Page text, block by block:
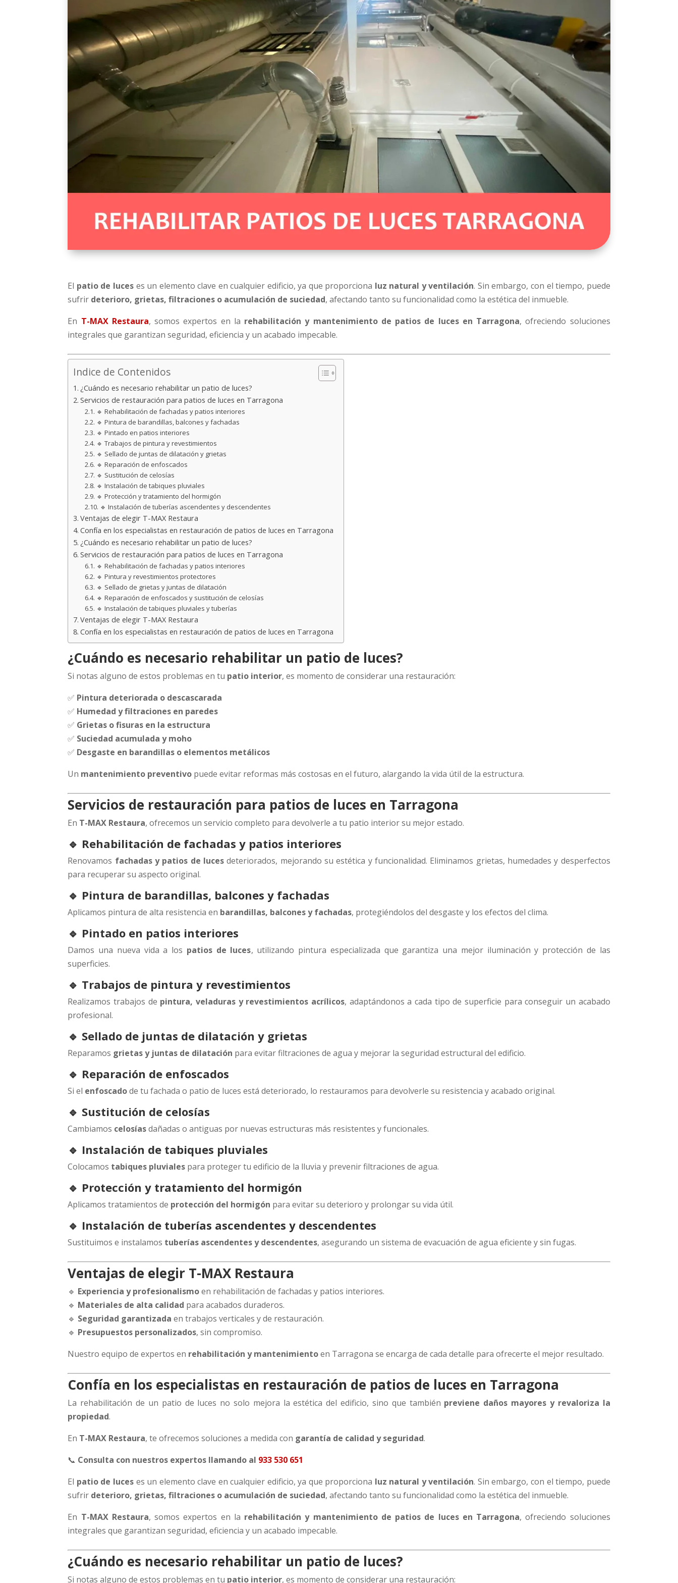
El patio de luces es un elemento clave en cualquier edificio, ya que proporciona luz natural y ventilación. Sin embargo, con el tiempo, puede
sufrir deterioro, grietas, filtraciones o acumulación de suciedad, afectando tanto su funcionalidad como la estética del inmueble.
En T-MAX Restaura, somos expertos en la rehabilitación y mantenimiento de patios de luces en Tarragona, ofreciendo soluciones
integrales que garantizan seguridad, eficiencia y un acabado impecable.
Indice de Contenidos
¿Cuándo es necesario rehabilitar un patio de luces?
Servicios de restauración para patios de luces en Tarragona
🔹 Rehabilitación de fachadas y patios interiores
🔹 Pintura de barandillas, balcones y fachadas
🔹 Pintado en patios interiores
🔹 Trabajos de pintura y revestimientos
🔹 Sellado de juntas de dilatación y grietas
🔹 Reparación de enfoscados
🔹 Sustitución de celosías
🔹 Instalación de tabiques pluviales
🔹 Protección y tratamiento del hormigón
🔹 Instalación de tuberías ascendentes y descendentes
Ventajas de elegir T-MAX Restaura
Confía en los especialistas en restauración de patios de luces en Tarragona
¿Cuándo es necesario rehabilitar un patio de luces?
Servicios de restauración para patios de luces en Tarragona
🔹 Rehabilitación de fachadas y patios interiores
🔹 Pintura y revestimientos protectores
🔹 Sellado de grietas y juntas de dilatación
🔹 Reparación de enfoscados y sustitución de celosías
🔹 Instalación de tabiques pluviales y tuberías
Ventajas de elegir T-MAX Restaura
Confía en los especialistas en restauración de patios de luces en Tarragona
¿Cuándo es necesario rehabilitar un patio de luces?
Si notas alguno de estos problemas en tu patio interior, es momento de considerar una restauración:
✅ Pintura deteriorada o descascarada
✅ Humedad y filtraciones en paredes
✅ Grietas o fisuras en la estructura
✅ Suciedad acumulada y moho
✅ Desgaste en barandillas o elementos metálicos
Un mantenimiento preventivo puede evitar reformas más costosas en el futuro, alargando la vida útil de la estructura.
Servicios de restauración para patios de luces en Tarragona
En T-MAX Restaura, ofrecemos un servicio completo para devolverle a tu patio interior su mejor estado.
🔹 Rehabilitación de fachadas y patios interiores
Renovamos fachadas y patios de luces deteriorados, mejorando su estética y funcionalidad. Eliminamos grietas, humedades y desperfectos
para recuperar su aspecto original.
🔹 Pintura de barandillas, balcones y fachadas
Aplicamos pintura de alta resistencia en barandillas, balcones y fachadas, protegiéndolos del desgaste y los efectos del clima.
🔹 Pintado en patios interiores
Damos una nueva vida a los patios de luces, utilizando pintura especializada que garantiza una mejor iluminación y protección de las
superficies.
🔹 Trabajos de pintura y revestimientos
Realizamos trabajos de pintura, veladuras y revestimientos acrílicos, adaptándonos a cada tipo de superficie para conseguir un acabado
profesional.
🔹 Sellado de juntas de dilatación y grietas
Reparamos grietas y juntas de dilatación para evitar filtraciones de agua y mejorar la seguridad estructural del edificio.
🔹 Reparación de enfoscados
Si el enfoscadode tu fachada o patio de luces está deteriorado, lo restauramos para devolverle su resistencia y acabado original.
🔹 Sustitución de celosías
Cambiamos celosíasdañadas o antiguas por nuevas estructuras más resistentes y funcionales.
🔹 Instalación de tabiques pluviales
Colocamos tabiques pluviales para proteger tu edificio de la lluvia y prevenir filtraciones de agua.
🔹 Protección y tratamiento del hormigón
Aplicamos tratamientos de protección del hormigón para evitar su deterioro y prolongar su vida útil.
🔹 Instalación de tuberías ascendentes y descendentes
Sustituimos e instalamos tuberías ascendentes y descendentes, asegurando un sistema de evacuación de agua eficiente y sin fugas.
Ventajas de elegir T-MAX Restaura
🔹 Experiencia y profesionalismoen rehabilitación de fachadas y patios interiores.
🔹 Materiales de alta calidad para acabados duraderos.
🔹 Seguridad garantizada en trabajos verticales y de restauración.
🔹 Presupuestos personalizados, sin compromiso.
Nuestro equipo de expertos en rehabilitación y mantenimientoen Tarragona se encarga de cada detalle para ofrecerte el mejor resultado.
Confía en los especialistas en restauración de patios de luces en Tarragona
La rehabilitación de un patio de luces no solo mejora la estética del edificio, sino que también previene daños mayores y revaloriza la
propiedad.
En T-MAX Restaura, te ofrecemos soluciones a medida con garantía de calidad y seguridad.
📞 Consulta con nuestros expertos llamando al 933 530 651
El patio de luces es un elemento clave en cualquier edificio, ya que proporciona luz natural y ventilación. Sin embargo, con el tiempo, puede
sufrir deterioro, grietas, filtraciones o acumulación de suciedad, afectando tanto su funcionalidad como la estética del inmueble.
En T-MAX Restaura, somos expertos en la rehabilitación y mantenimiento de patios de luces en Tarragona, ofreciendo soluciones
integrales que garantizan seguridad, eficiencia y un acabado impecable.
¿Cuándo es necesario rehabilitar un patio de luces?
Si notas alguno de estos problemas en tu patio interior, es momento de considerar una restauración: